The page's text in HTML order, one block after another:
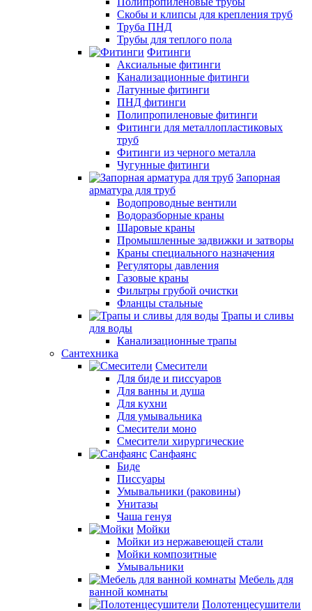
Скобы и клипсы для крепления труб
Труба ПНД
Трубы для теплого пола
Фитинги
Аксиальные фитинги
Канализационные фитинги
Латунные фитинги
ПНД фитинги
Полипропиленовые фитинги
Фитинги для металлопластиковых
труб
Фитинги из черного металла
Чугунные фитинги
Запорная
арматура для труб
Водопроводные вентили
Водоразборные краны
Шаровые краны
Промышленные задвижки и затворы
Краны специального назначения
Регуляторы давления
Газовые краны
Фильтры грубой очистки
Фланцы стальные
Трапы и сливы
для воды
Канализационные трапы
Сантехника
Смесители
Для биде и писсуаров
Для ванны и душа
Для кухни
Для умывальника
Смесители моно
Смесители хирургические
Санфаянс
Биде
Писсуары
Умывальники (раковины)
Унитазы
Чаша генуя
Мойки
Мойки из нержавеющей стали
Мойки композитные
Умывальники
Мебель для
ванной комнаты
Полотенцесушители